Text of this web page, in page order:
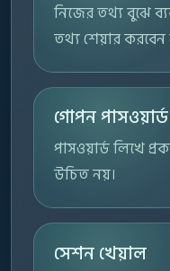
নিজের তথ্য বুঝে
তথ্য শেয়ার করবেন
গোপন পাসওয়ার্ড
পাসওয়ার্ড লিখে
উচিত নয়।
সেশন খেয়াল